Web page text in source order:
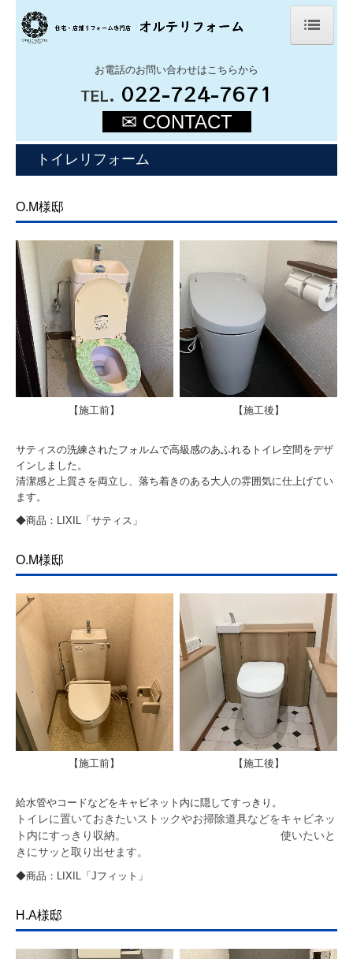
法人様リフォーム
オルテブログ
リフォームのお問い合わせ
お電話のお問い合わせはこちらから
TEL. 022-724-7671
✉ CONTACT
トイレリフォーム
O.M様邸
【施工前】 【施工後】
サティスの洗練されたフォルムで高級感のあふれるトイレ空間をデザ
インしました。
清潔感と上質さを両立し、落ち着きのある大人の雰囲気に仕上げてい
ます。
◆商品：LIXIL「サティス」
O.M様邸
【施工前】 【施工後】
給水管やコードなどをキャビネット内に隠してすっきり。
トイレに置いておきたいストックやお掃除道具などをキャビネッ
ト内にすっきり収納。 使いたいと
きにサッと取り出せます。
◆商品：LIXIL「Jフィット」
H.A様邸